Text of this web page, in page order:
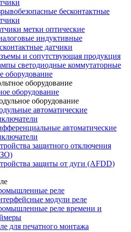
бесконтактные
метки оптические
индуктивные
датчики
и сопутствующая продукция
светодиодные коммутаторные
оборудование
оборудование
оборудование
оборудование
автоматические
автоматические
защитного отключения
защиты от дуги (AFDD)
реле
модули реле
реле времени и
для печатного монтажа